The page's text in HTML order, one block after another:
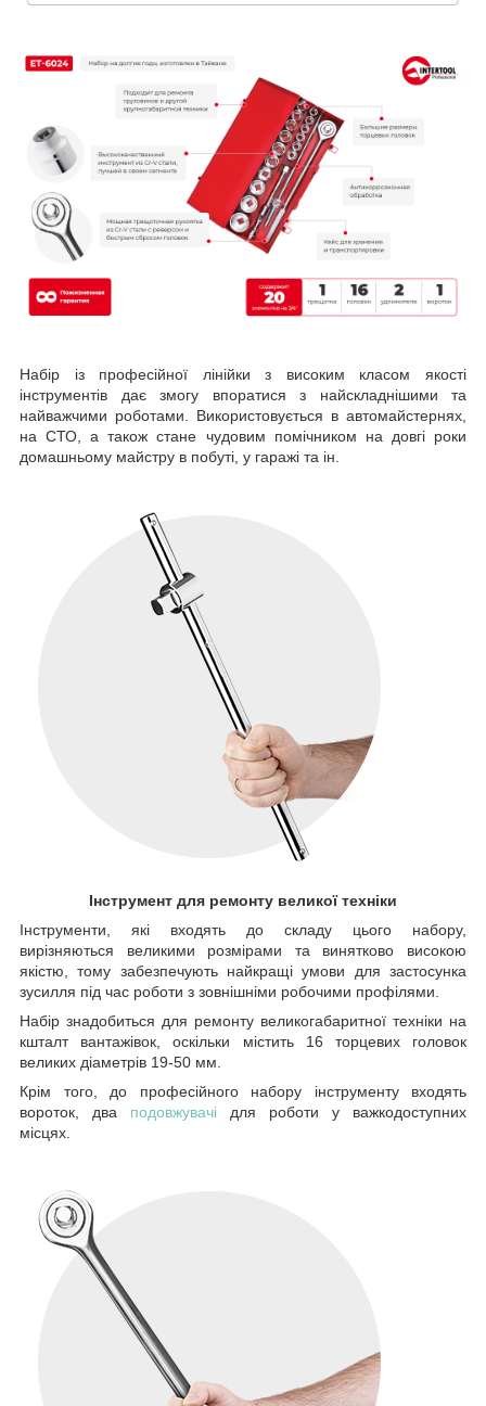
Набір із професійної лінійки з високим класом якості
інструментів дає змогу впоратися з найскладнішими та
найважчими роботами. Використовується в автомайстернях,
на СТО, а також стане чудовим помічником на довгі роки
домашньому майстру в побуті, у гаражі та ін.
Інструмент для ремонту великої техніки
Інструменти, які входять до складу цього набору,
вирізняються великими розмірами та винятково високою
якістю, тому забезпечують найкращі умови для застосунка
зусилля під час роботи з зовнішніми робочими профілями.
Набір знадобиться для ремонту великогабаритної техніки на
кшталт вантажівок, оскільки містить 16 торцевих головок
великих діаметрів 19-50 мм.
Крім того, до професійного набору інструменту входять
вороток, два подовжувачі для роботи у важкодоступних
місцях.